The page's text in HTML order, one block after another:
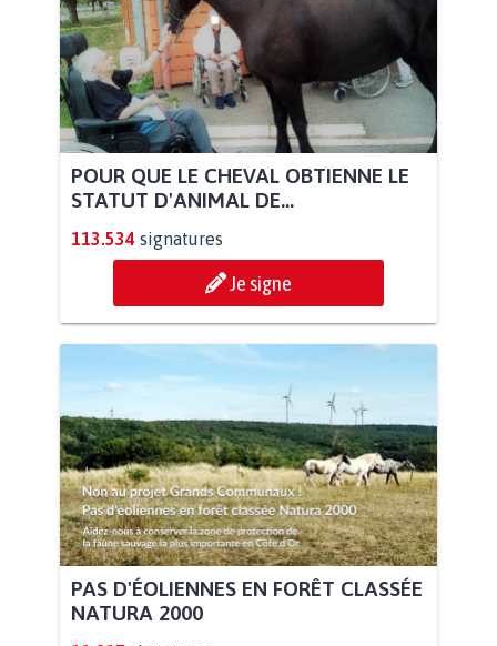
POUR QUE LE CHEVAL OBTIENNE LE
STATUT D'ANIMAL DE...
113.534 signatures
Je signe
PAS D'ÉOLIENNES EN FORÊT CLASSÉE
NATURA 2000